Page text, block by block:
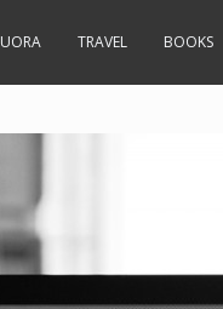
TRAVEL BOOKS